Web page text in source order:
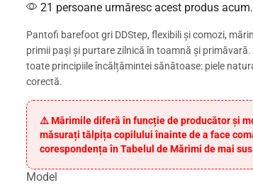
21 persoane urmăresc acest produs acum.
Pantofi barefoot gri DDStep, flexibili și comozi,
primii pași și purtare zilnică în toamnă și
toate principiile încălțămintei sănătoase: piele
corectă.
⚠️ Mărimile diferă în funcție de producător și
măsurați tălpița copilului înainte de a face
corespondența în Tabelul de Mărimi de mai
Model